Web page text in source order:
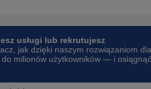
usługi lub rekrutujesz
jak dzięki naszym rozwiązaniom dla
milionów użytkowników — i osiągnąć